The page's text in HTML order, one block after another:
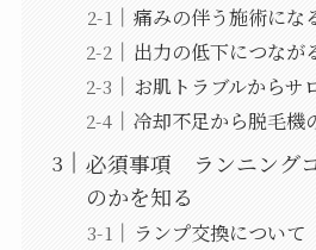
痛みの伴う施術にな
出力の低下につなが
お肌トラブルからサ
冷却不足から脱毛機
必須事項 ランニング
のかを知る
ランプ交換について